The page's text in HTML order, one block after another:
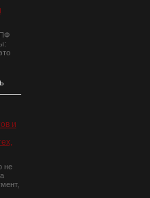
и
не